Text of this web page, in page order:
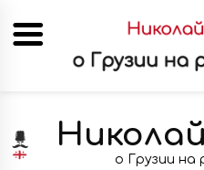
content
о Грузии на